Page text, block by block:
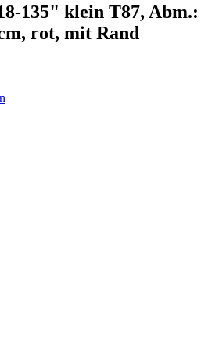
135" klein T87, Abm.:
rot, mit Rand